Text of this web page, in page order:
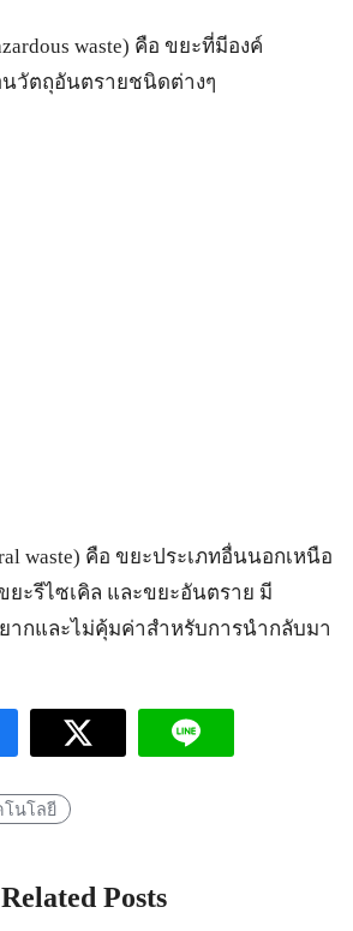
waste) คือ ขยะที่มีองค์
วัตถุอันตรายชนิดต่างๆ
waste) คือ ขยะประเภทอื่นนอกเหนือ
ยะรีไซเคิล และขยะอันตราย มี
ากและไม่คุ้มค่าสำหรับการนำกลับมา
โนโลยี
Related Posts